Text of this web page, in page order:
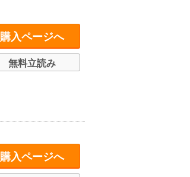
購入ページへ
無料立読み
購入ページへ